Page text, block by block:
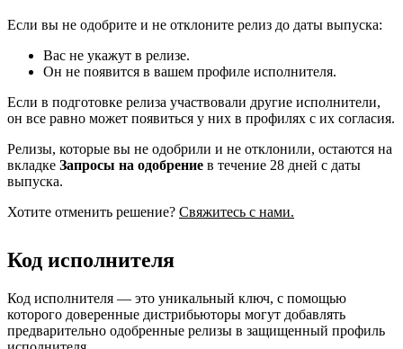
Если вы не одобрите и не отклоните релиз до даты выпуска:
Вас не укажут в релизе.
Он не появится в вашем профиле исполнителя.
Если в подготовке релиза участвовали другие исполнители,
он все равно может появиться у них в профилях с их согласия.
Релизы, которые вы не одобрили и не отклонили, остаются на
вкладке Запросы на одобрение в течение 28 дней с даты
выпуска.
Хотите отменить решение? Свяжитесь с нами.
Код исполнителя
Код исполнителя — это уникальный ключ, с помощью
которого доверенные дистрибьюторы могут добавлять
предварительно одобренные релизы в защищенный профиль